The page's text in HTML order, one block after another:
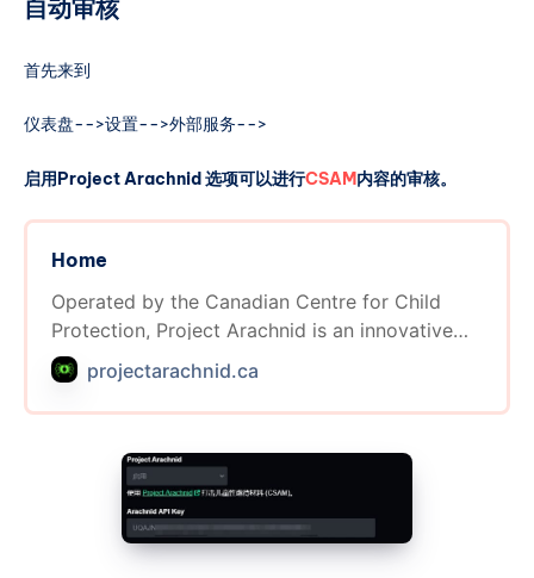
自动审核
首先来到
仪表盘-->设置-->外部服务-->
启用Project Arachnid 选项可以进行CSAM内容的审核。
Home
Operated by the Canadian Centre for Child
Protection, Project Arachnid is an innovative
tool to combat the growing proliferation of
child sexual abuse material on the internet.
projectarachnid.ca